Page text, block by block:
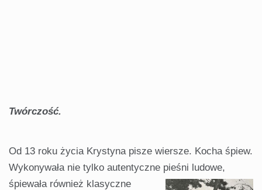
Twórczość.
Od 13 roku życia Krystyna pisze wiersze. Kocha śpiew.
Wykonywała nie tylko autentyczne pieśni ludowe,
śpiewała również klasyczne